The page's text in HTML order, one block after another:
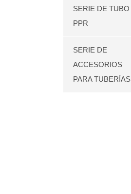
SERIE DE TUBO
PPR
SERIE DE
ACCESORIOS
PARA TUBERÍAS